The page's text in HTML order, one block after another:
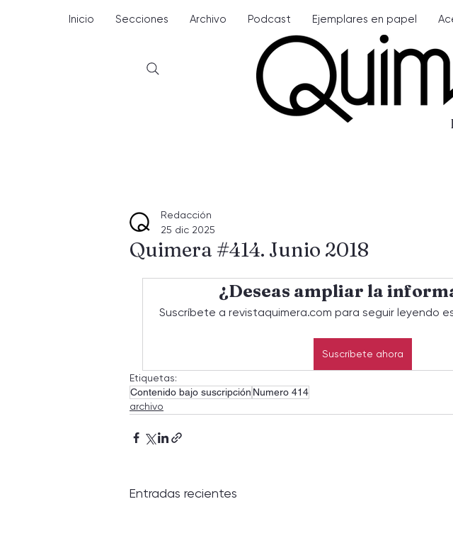
Inicio Secciones Archivo Podcast Ejemplares en papel
Quimera #414. Junio 2018
Redacción
25 dic 2025
¿Deseas ampliar la
Suscríbete a revistaquimera.com para seguir leyendo
Suscríbete ahora
Etiquetas:
Contenido bajo suscripción Numero 414
archivo
Entradas recientes